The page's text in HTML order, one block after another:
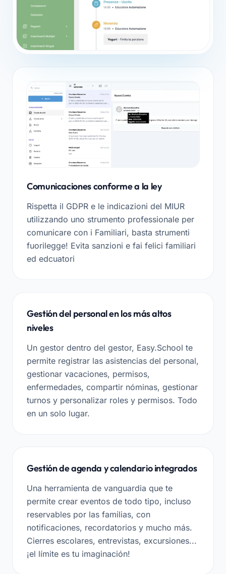
Comunicaciones conforme a la ley
Rispetta il GDPR e le indicazioni del MIUR
utilizzando uno strumento professionale per
comunicare con i Familiari, basta strumenti
fuorilegge! Evita sanzioni e fai felici familiari
ed edcuatori
Gestión del personal en los más altos
niveles
Un gestor dentro del gestor, Easy.School te
permite registrar las asistencias del personal,
gestionar vacaciones, permisos,
enfermedades, compartir nóminas, gestionar
turnos y personalizar roles y permisos. Todo
en un solo lugar.
Gestión de agenda y calendario integrados
Una herramienta de vanguardia que te
permite crear eventos de todo tipo, incluso
reservables por las familias, con
notificaciones, recordatorios y mucho más.
Cierres escolares, entrevistas, excursiones...
¡el límite es tu imaginación!